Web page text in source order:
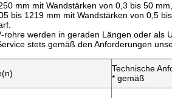
mm mit Wandstärken von 0,3 bis 50 mm,
bis 1219 mm mit Wandstärken von 0,5
werden in geraden Längen oder als
stets gemäß den Anforderungen
Technische
* gemäß